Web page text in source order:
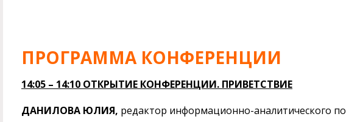
ПРОГРАММА КОНФЕРЕНЦИИ
14:05 – 14:10 ОТКРЫТИЕ КОНФЕРЕНЦИИ. ПРИВЕТСТВИЕ
ДАНИЛОВА ЮЛИЯ, редактор информационно-аналитического